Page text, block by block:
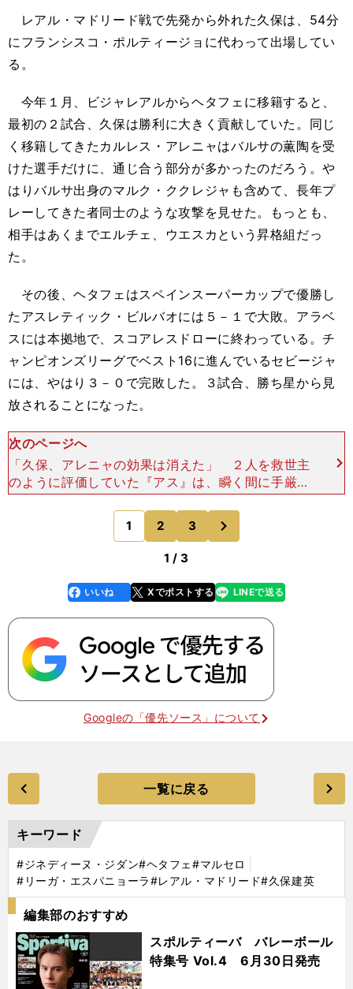
レアル・マドリード戦で先発から外れた久保は、54分
にフランシスコ・ポルティージョに代わって出場してい
る。
今年１月、ビジャレアルからヘタフェに移籍すると、
最初の２試合、久保は勝利に大きく貢献していた。同じ
く移籍してきたカルレス・アレニャはバルサの薫陶を受
けた選手だけに、通じ合う部分が多かったのだろう。や
はりバルサ出身のマルク・ククレジャも含めて、長年プ
レーしてきた者同士のような攻撃を見せた。もっとも、
相手はあくまでエルチェ、ウエスカという昇格組だっ
た。
その後、ヘタフェはスペインスーパーカップで優勝し
たアスレティック・ビルバオには５－１で大敗。アラベ
スには本拠地で、スコアレスドローに終わっている。チ
ャンピオンズリーグでベスト16に進んでいるセビージャ
には、やはり３－０で完敗した。３試合、勝ち星から見
放されることになった。
次のページへ
「久保、アレニャの効果は消えた」 ２人を救世主
のように評価していた『アス』は、瞬く間に手厳し
い評価に転じている。直近のセビージャ戦で久保に
つけられた星はゼロ（０～３の４段階評価）。レア
ル・マドリード
1 2 3
1 / 3
faceboo
k
いいね Xでポストする
line LINEで送る
Googleの「優先ソース」について
一覧に戻る
キーワード
#ジネディーヌ・ジダン#ヘタフェ #マルセロ
#リーガ・エスパニョーラ#レアル・マドリード#久保建英
編集部のおすすめ
スポルティーバ バレーボール
特集号 Vol.4 6月30日発売